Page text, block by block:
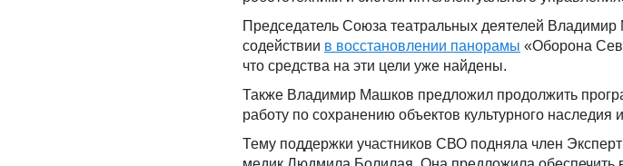
Председатель Союза театральных деятелей
содействии в восстановлении панорамы «Оборона
что средства на эти цели уже найдены.
Также Владимир Машков предложил продолжить
работу по сохранению объектов культурного наследия
Тему поддержки участников СВО подняла член